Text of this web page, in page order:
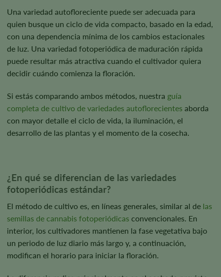
Una variedad autofloreciente puede ser adecuada para
quien busque un ciclo de vida compacto, basado en la edad,
con una dependencia mínima de los cambios estacionales
de luz. Una variedad fotoperiódica de maduración rápida
puede resultar más atractiva cuando el cultivador quiera
decidir cuándo comienza la floración.
Si estás comparando ambos métodos, nuestra guía
completa de cultivo de variedades autoflorecientes aborda
con mayor detalle el ciclo de vida, la iluminación, el
desarrollo de las plantas y el momento de la cosecha.
¿En qué se diferencian de las variedades
fotoperiódicas estándar?
El método de cultivo es, en líneas generales, similar al de las
semillas de cannabis fotoperiódicas convencionales. En
interior, los cultivadores mantienen la fase vegetativa bajo
un periodo de luz diario más largo y, a continuación,
modifican el horario para iniciar la floración.